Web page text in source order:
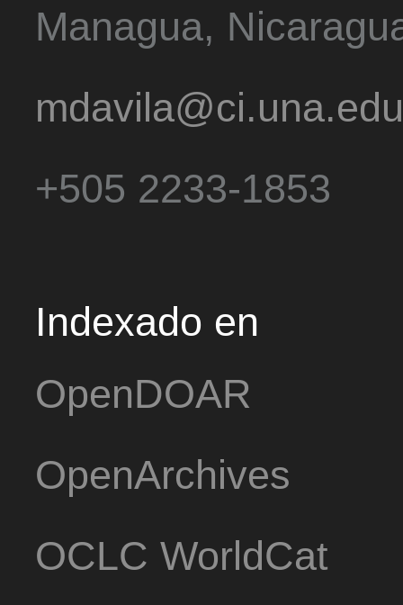
Managua,
+505 2233-1853
Indexado en
OpenDOAR
OpenArchives
OCLC WorldCat